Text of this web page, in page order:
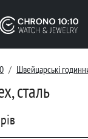
Швейцарські
сталь